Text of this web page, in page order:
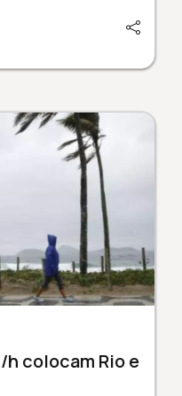
h colocam Rio e